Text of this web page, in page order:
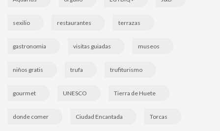
sexilio restaurantes terrazas
gastronomia visitas guiadas museos
niños gratis trufa trufiturismo
gourmet UNESCO Tierra de Huete
donde comer Ciudad Encantada Torcas